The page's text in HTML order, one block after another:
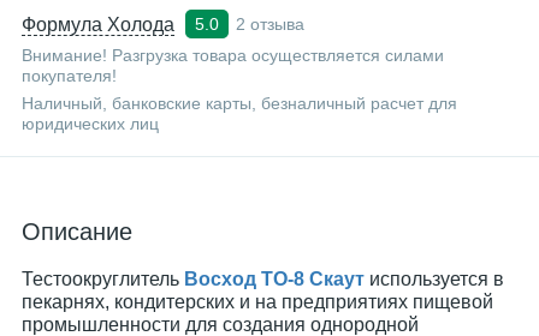
Формула Холода 5.0
2 отзыва
Внимание! Разгрузка товара осуществляется силами
покупателя!
Наличный, банковские карты, безналичный расчет для
юридических лиц
Описание
Тестоокруглитель Восход ТО-8 Скаут используется в
пекарнях, кондитерских и на предприятиях пищевой
промышленности для создания однородной